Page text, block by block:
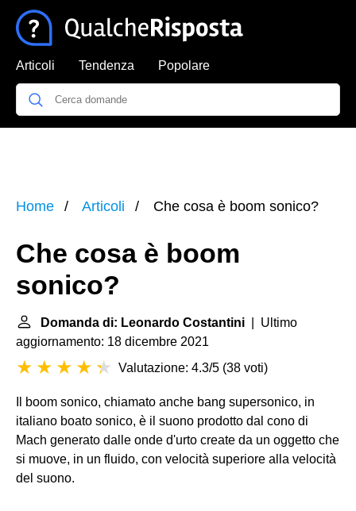
Articoli Tendenza Popolare
Home Articoli Che cosa è boom sonico?
Che cosa è boom
sonico?
Domanda di: Leonardo Costantini | Ultimo
aggiornamento: 18 dicembre 2021
Valutazione: 4.3/5 (38 voti)
Il boom sonico, chiamato anche bang supersonico, in
italiano boato sonico, è il suono prodotto dal cono di
Mach generato dalle onde d'urto create da un oggetto che
si muove, in un fluido, con velocità superiore alla velocità
del suono.